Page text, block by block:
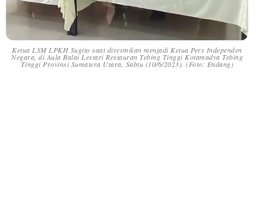
Ketua LSM LPKH Sugito saat diresmikan menjadi Ketua Pers Independen
Negara, di Aula Balai Lestari Restauran Tebing Tinggi Kotamadya Tebing
Tinggi Provinsi Sumatera Utara, Sabtu (10/6/2023). (Foto: Endang)